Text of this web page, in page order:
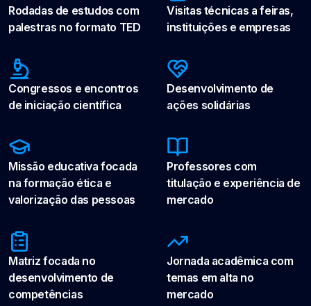
Rodadas de estudos com
palestras no formato TED
Visitas técnicas a feiras,
instituições e empresas
Congressos e encontros
de iniciação científica
Desenvolvimento de
ações solidárias
Missão educativa focada
na formação ética e
valorização das pessoas
Professores com
titulação e experiência de
mercado
Matriz focada no
desenvolvimento de
competências
Jornada acadêmica com
temas em alta no
mercado